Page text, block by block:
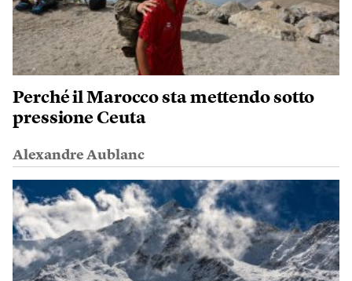
Perché il Marocco sta mettendo sotto
pressione Ceuta
Alexandre Aublanc